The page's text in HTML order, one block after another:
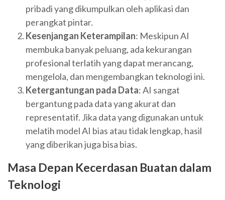
pribadi yang dikumpulkan oleh aplikasi dan
perangkat pintar.
Kesenjangan Keterampilan: Meskipun AI
membuka banyak peluang, ada kekurangan
profesional terlatih yang dapat merancang,
mengelola, dan mengembangkan teknologi ini.
Ketergantungan pada Data: AI sangat
bergantung pada data yang akurat dan
representatif. Jika data yang digunakan untuk
melatih model AI bias atau tidak lengkap, hasil
yang diberikan juga bisa bias.
Masa Depan Kecerdasan Buatan dalam
Teknologi